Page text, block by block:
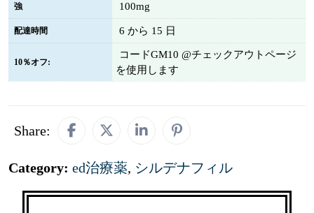
強 100mg
配達時間 6 から 15 日
10％オフ:
コードGM10 @チェックアウトページ
を使用します
Share:
Category: ed治療薬, シルデナフィル